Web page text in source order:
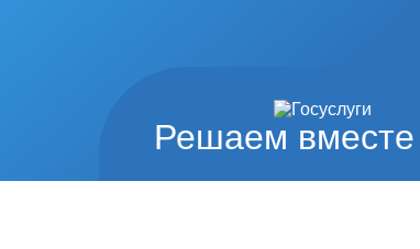
Решаем вместе